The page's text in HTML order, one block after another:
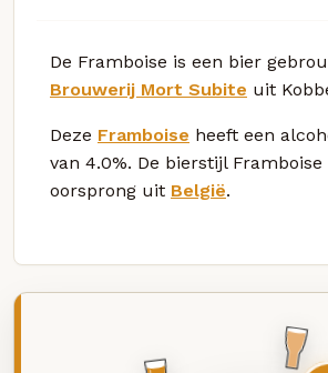
De Framboise is een bier
Brouwerij Mort Subite uit
Deze Framboise heeft een
van 4.0%. De bierstijl
oorsprong uit België.